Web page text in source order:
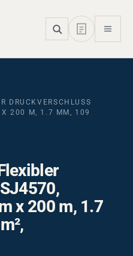
DRUCKVERSCHLUSS
X 200 M, 1.7 MM, 109
x 200 m, 1.7